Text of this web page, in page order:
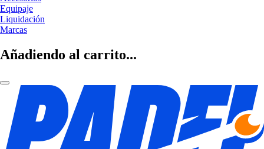
Equipaje
Liquidación
Marcas
Añadiendo al carrito...